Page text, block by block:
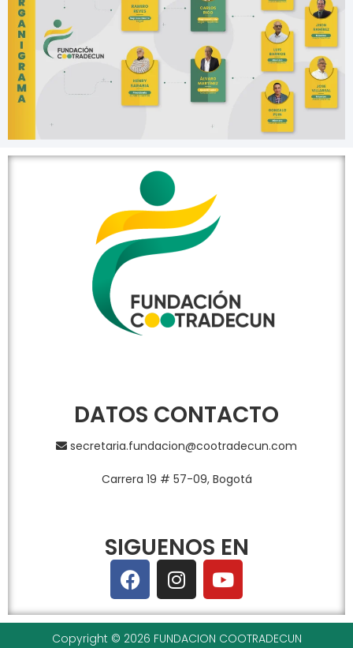
DATOS CONTACTO
secretaria.fundacion@cootradecun.com
Carrera 19 # 57-09, Bogotá
SIGUENOS EN
Copyright © 2026 FUNDACION COOTRADECUN